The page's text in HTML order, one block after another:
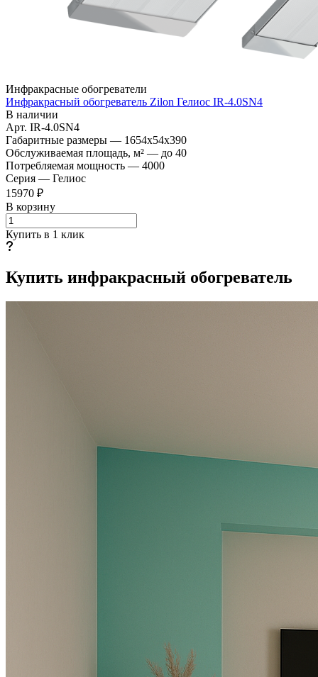
Инфракрасные обогреватели
Инфракрасный обогреватель Zilon Гелиос IR-4.0SN4
В наличии
Арт. IR-4.0SN4
Габаритные размеры — 1654x54x390
Обслуживаемая площадь, м² — до 40
Потребляемая мощность — 4000
Серия — Гелиос
15970 ₽
В корзину
Купить в 1 клик
Купить инфракрасный обогреватель